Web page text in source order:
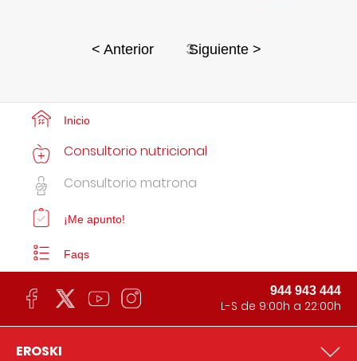
< Anterior 3Siguiente >
Inicio
Consultorio nutricional
Consultorio matrona
¡Me apunto!
Faqs
944 943 444
L-S de 9:00h a 22:00h
EROSKI